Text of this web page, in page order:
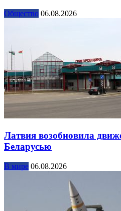
Общество 06.08.2026
Латвия возобновила
Беларусью
В мире 06.08.2026